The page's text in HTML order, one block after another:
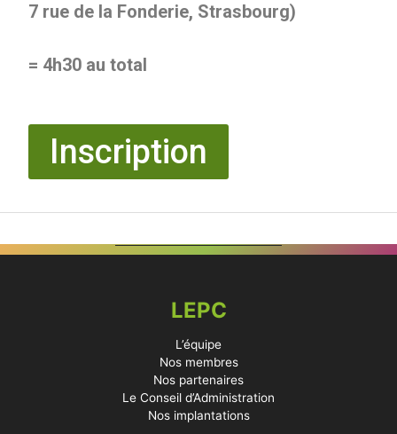
7 rue de la Fonderie, Strasbourg)
= 4h30 au total
Inscription
LEPC
L’équipe
Nos membres
Nos partenaires
Le Conseil d’Administration
Nos implantations